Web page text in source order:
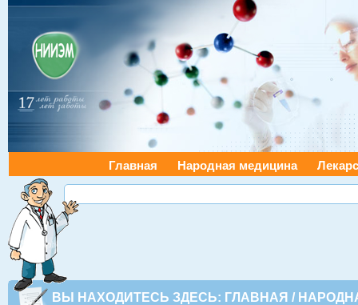
Главная Народная медицина
ВЫ НАХОДИТЕСЬ ЗДЕСЬ: ГЛАВНАЯ /